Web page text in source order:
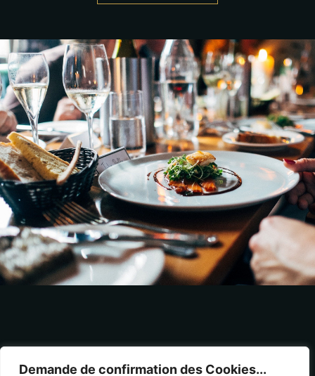
Demande de confirmation des Cookies...
Rue de la Martinoire, 182 – 7700 Mouscron